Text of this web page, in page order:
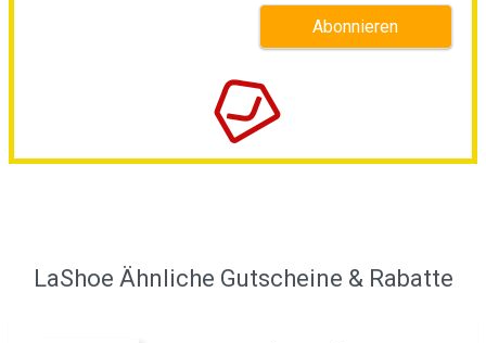
LaShoe Ähnliche Gutscheine & Rabatte